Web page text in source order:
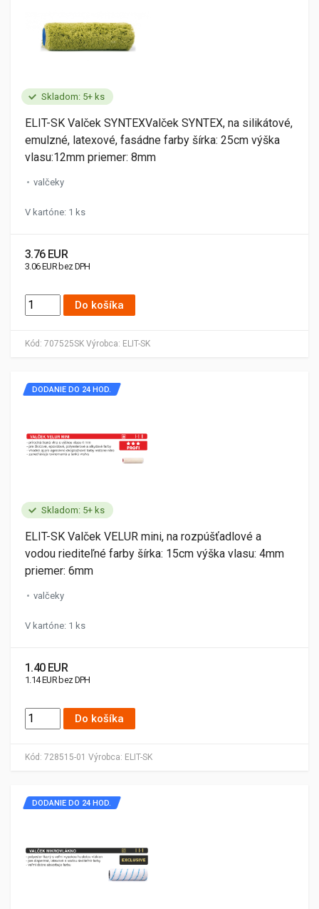
Skladom: 5+ ks
Kód: 707525SK Výrobca: ELIT-SK
ELIT-SK Valček SYNTEXValček SYNTEX, na silikátové,
emulzné, latexové, fasádne farby šírka: 25cm výška
vlasu:12mm priemer: 8mm
valčeky
V kartóne: 1 ks
3.76 EUR
3.06 EUR bez DPH
Do košíka
Skladom: 5+ ks
Kód: 728515-01 Výrobca: ELIT-SK
DODANIE DO 24 HOD.
ELIT-SK Valček VELUR mini, na rozpúšťadlové a
vodou riediteľné farby šírka: 15cm výška vlasu: 4mm
priemer: 6mm
valčeky
V kartóne: 1 ks
1.40 EUR
1.14 EUR bez DPH
Do košíka
DODANIE DO 24 HOD.